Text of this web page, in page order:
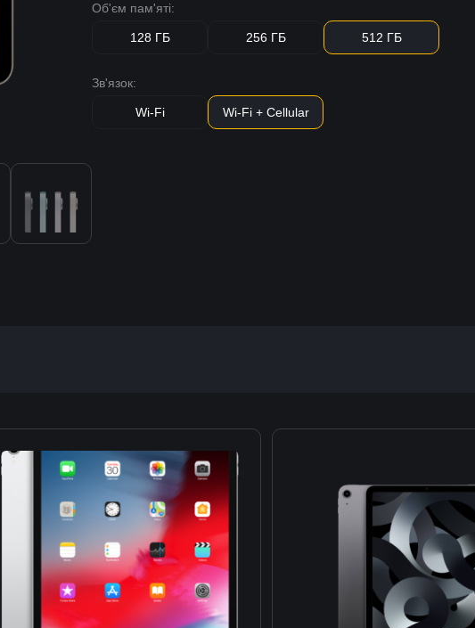
Об'єм пам'яті:
128 ГБ 256 ГБ 512 ГБ
Зв'язок:
Wi-Fi Wi-Fi + Cellular